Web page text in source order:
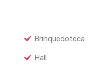
Brinquedoteca
Hall